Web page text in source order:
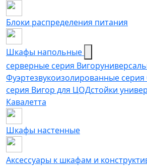
Блоки распределения питания
Шкафы напольные
серверные серия Вигор
Фуэртезвукоизолированные
серия Вигор для ЦОДстойки
Кавалетта
Шкафы настенные
Аксессуары к шкафам и